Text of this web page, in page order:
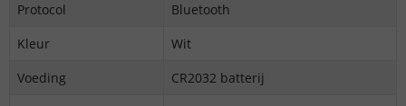
Protocol
Bluetooth
Kleur
Wit
Voeding
CR2032 batterij